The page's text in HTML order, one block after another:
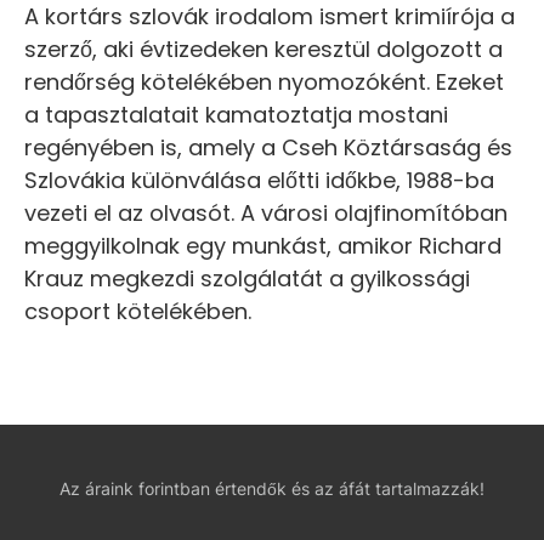
A kortárs szlovák irodalom ismert krimiírója a
szerző, aki évtizedeken keresztül dolgozott a
rendőrség kötelékében nyomozóként. Ezeket
a tapasztalatait kamatoztatja mostani
regényében is, amely a Cseh Köztársaság és
Szlovákia különválása előtti időkbe, 1988-ba
vezeti el az olvasót. A városi olajfinomítóban
meggyilkolnak egy munkást, amikor Richard
Krauz megkezdi szolgálatát a gyilkossági
csoport kötelékében.
Az áraink forintban értendők és az áfát tartalmazzák!